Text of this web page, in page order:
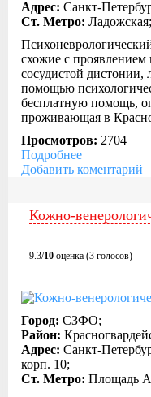
Адрес: Санкт-
Ст. Метро: Ладожская;
схожие с проявлением
сосудистой дистонии,
помощью
бесплатную помощь,
проживающая в
Просмотров: 2704
Подробнее
Добавить коментарий
Кожно-
9.3/10 оценка (3 голосов)
Город: СЗФО;
Район:
Адрес: Санкт-
корп. 10;
Ст. Метро: Площадь